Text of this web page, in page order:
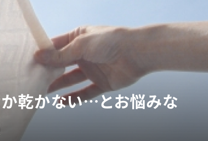
か乾かない…とお悩みな